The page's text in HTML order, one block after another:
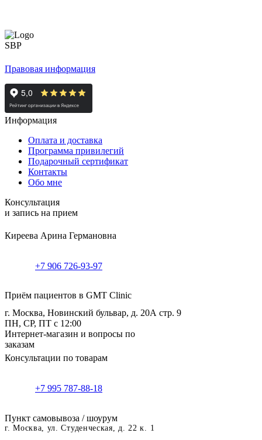
Правовая информация
Информация
Оплата и доставка
Программа привилегий
Подарочный сертификат
Контакты
Обо мне
Консультация
и запись на прием
Киреева Арина Германовна
+7 906 726-93-97
Приём пациентов в GMT Clinic
г. Москва, Новинский бульвар, д. 20А стр. 9
ПН, СР, ПТ с 12:00
Интернет-магазин и вопросы по
заказам
Консультации по товарам
+7 995 787-88-18
Пункт самовывоза / шоурум
г. Москва, ул. Студенческая, д. 22 к. 1